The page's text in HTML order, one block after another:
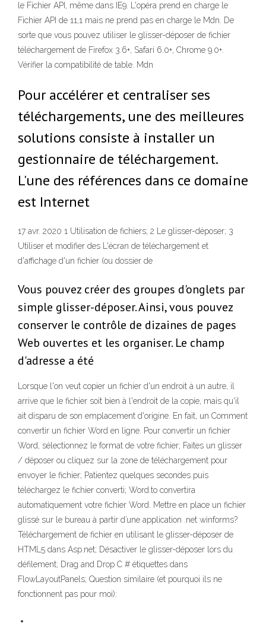
le Fichier API, même dans IE9. L'opéra prend en charge le
Fichier API de 11,1 mais ne prend pas en charge le Mdn. De
sorte que vous pouvez utiliser le glisser-déposer de fichier
téléchargement de Firefox 3.6+, Safari 6.0+, Chrome 9.0+.
Vérifier la compatibilité de table. Mdn
Pour accélérer et centraliser ses
téléchargements, une des meilleures
solutions consiste à installer un
gestionnaire de téléchargement.
L'une des références dans ce domaine
est Internet
17 avr. 2020 1 Utilisation de fichiers; 2 Le glisser-déposer; 3
Utiliser et modifier des L'écran de téléchargement et
d'affichage d'un fichier (ou dossier de
Vous pouvez créer des groupes d'onglets par
simple glisser-déposer. Ainsi, vous pouvez
conserver le contrôle de dizaines de pages
Web ouvertes et les organiser. Le champ
d'adresse a été
Lorsque l'on veut copier un fichier d'un endroit à un autre, il
arrive que le fichier soit bien à l'endroit de la copie, mais qu'il
ait disparu de son emplacement d'origine. En fait, un Comment
convertir un fichier Word en ligne. Pour convertir un fichier
Word, sélectionnez le format de votre fichier; Faites un glisser
/ déposer ou cliquez sur la zone de téléchargement pour
envoyer le fichier; Patientez quelques secondes puis
téléchargez le fichier converti; Word.to convertira
automatiquement votre fichier Word. Mettre en place un fichier
glissé sur le bureau à partir d’une application .net winforms?
Téléchargement de fichier en utilisant le glisser-déposer de
HTML5 dans Asp.net; Désactiver le glisser-déposer lors du
défilement; Drag and Drop C # étiquettes dans
FlowLayoutPanels; Question similaire (et pourquoi ils ne
fonctionnent pas pour moi):